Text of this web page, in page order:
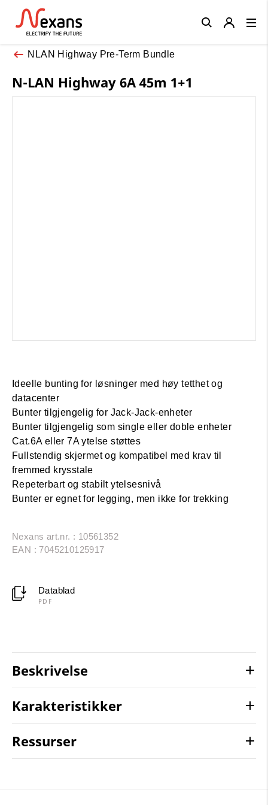
NLAN Highway Pre-Term Bundle
N-LAN Highway 6A 45m 1+1
Ideelle bunting for løsninger med høy tetthet og
datacenter
Bunter tilgjengelig for Jack-Jack-enheter
Bunter tilgjengelig som single eller doble enheter
Cat.6A eller 7A ytelse støttes
Fullstendig skjermet og kompatibel med krav til
fremmed krysstale
Repeterbart og stabilt ytelsesnivå
Bunter er egnet for legging, men ikke for trekking
Nexans art.nr. : 10561352
EAN : 7045210125917
Datablad
PDF
Beskrivelse
Karakteristikker
Ressurser
Close